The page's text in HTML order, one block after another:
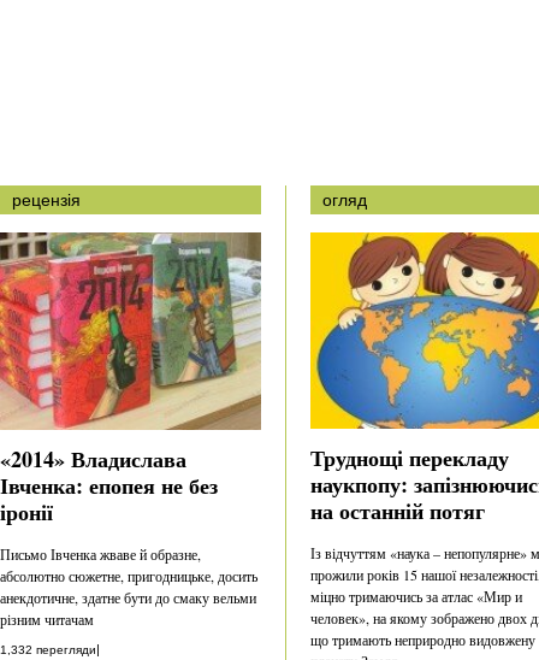
рецензія
«2014» Владислава
Івченка: епопея не без
іронії
Письмо Івченка жваве й образне,
абсолютно сюжетне, пригодницьке, досить
анекдотичне, здатне бути до смаку вельми
різним читачам
1,332 перегляди|
огляд
Труднощі перекладу
наукпопу:
на останній потяг
Із відчуттям «наука – непопулярне»
прожили років 15 нашої
міцно тримаючись за атлас «Мир и
человек», на якому зображено двох
що тримають неприродно видовжену